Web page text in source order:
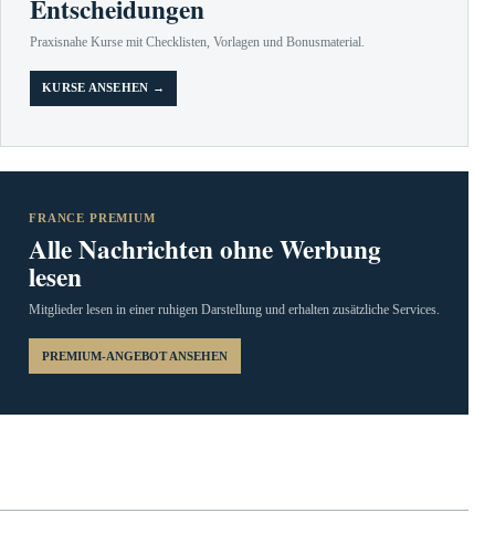
Entscheidungen
Praxisnahe Kurse mit Checklisten, Vorlagen und Bonusmaterial.
KURSE ANSEHEN →
FRANCE PREMIUM
Alle Nachrichten ohne Werbung
lesen
Mitglieder lesen in einer ruhigen Darstellung und erhalten zusätzliche Services.
PREMIUM-ANGEBOT ANSEHEN